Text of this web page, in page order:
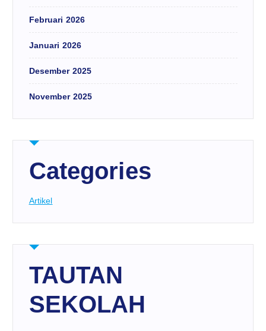
Februari 2026
Januari 2026
Desember 2025
November 2025
Categories
Artikel
TAUTAN
SEKOLAH